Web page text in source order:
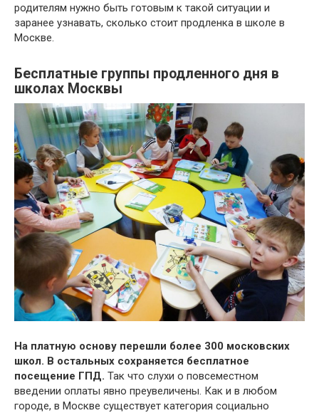
родителям нужно быть готовым к такой ситуации и
заранее узнавать, сколько стоит продленка в школе в
Москве.
Бесплатные группы продленного дня в
школах Москвы
На платную основу перешли более 300 московских
школ. В остальных сохраняется бесплатное
посещение ГПД. Так что слухи о повсеместном
введении оплаты явно преувеличены. Как и в любом
городе, в Москве существует категория социально